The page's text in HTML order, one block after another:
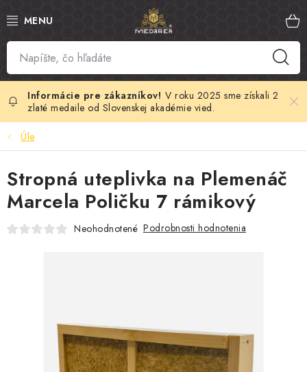
na
SLOVENSKÝ MED
MANUKA MED
VČELÍ PEĽ
MATERSKÁ KAŠIČKA
VČELÍ JED
MEDOVÉ DARČEKOVÉ SETY
V roku 2025 sme získali 2
zlaté medaile od Slovenskej akadémie vied.
Úle
Stropná uteplivka na Plemenáč
Marcela Poličku 7 rámikový
Neohodnotené Podrobnosti hodnotenia